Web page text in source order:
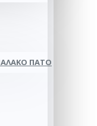
ΠΑΤΟ